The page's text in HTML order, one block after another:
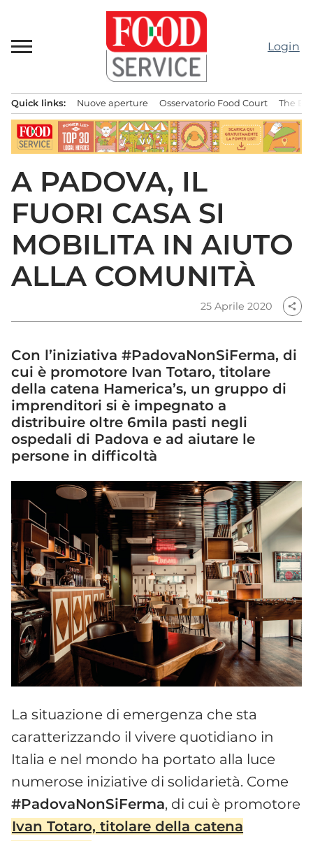
contenuto
Login
principale
Quick links: Nuove aperture Osservatorio Food Court The
A PADOVA, IL
FUORI CASA SI
MOBILITA IN AIUTO
ALLA COMUNITÀ
25 Aprile 2020 share
Con l’iniziativa #PadovaNonSiFerma, di
cui è promotore Ivan Totaro, titolare
della catena Hamerica’s, un gruppo di
imprenditori si è impegnato a
distribuire oltre 6mila pasti negli
ospedali di Padova e ad aiutare le
persone in difficoltà
La situazione di emergenza che sta
caratterizzando il vivere quotidiano in
Italia e nel mondo ha portato alla luce
numerose iniziative di solidarietà. Come
#PadovaNonSiFerma, di cui è promotore
Ivan Totaro, titolare della catena